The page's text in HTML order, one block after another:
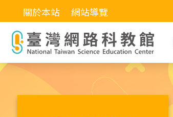
關於本站 網站導覽